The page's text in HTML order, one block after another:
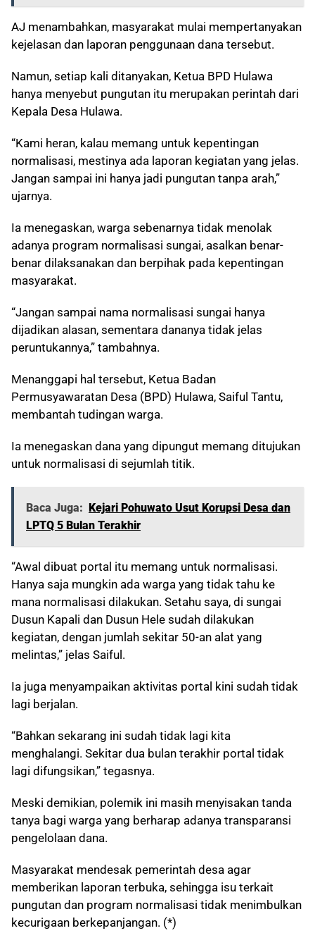
AJ menambahkan, masyarakat mulai mempertanyakan
kejelasan dan laporan penggunaan dana tersebut.
Namun, setiap kali ditanyakan, Ketua BPD Hulawa
hanya menyebut pungutan itu merupakan perintah dari
Kepala Desa Hulawa.
“Kami heran, kalau memang untuk kepentingan
normalisasi, mestinya ada laporan kegiatan yang jelas.
Jangan sampai ini hanya jadi pungutan tanpa arah,”
ujarnya.
Ia menegaskan, warga sebenarnya tidak menolak
adanya program normalisasi sungai, asalkan benar-
benar dilaksanakan dan berpihak pada kepentingan
masyarakat.
“Jangan sampai nama normalisasi sungai hanya
dijadikan alasan, sementara dananya tidak jelas
peruntukannya,” tambahnya.
Menanggapi hal tersebut, Ketua Badan
Permusyawaratan Desa (BPD) Hulawa, Saiful Tantu,
membantah tudingan warga.
Ia menegaskan dana yang dipungut memang ditujukan
untuk normalisasi di sejumlah titik.
Baca Juga: Kejari Pohuwato Usut Korupsi Desa dan
LPTQ 5 Bulan Terakhir
“Awal dibuat portal itu memang untuk normalisasi.
Hanya saja mungkin ada warga yang tidak tahu ke
mana normalisasi dilakukan. Setahu saya, di sungai
Dusun Kapali dan Dusun Hele sudah dilakukan
kegiatan, dengan jumlah sekitar 50-an alat yang
melintas,” jelas Saiful.
Ia juga menyampaikan aktivitas portal kini sudah tidak
lagi berjalan.
“Bahkan sekarang ini sudah tidak lagi kita
menghalangi. Sekitar dua bulan terakhir portal tidak
lagi difungsikan,” tegasnya.
Meski demikian, polemik ini masih menyisakan tanda
tanya bagi warga yang berharap adanya transparansi
pengelolaan dana.
Masyarakat mendesak pemerintah desa agar
memberikan laporan terbuka, sehingga isu terkait
pungutan dan program normalisasi tidak menimbulkan
kecurigaan berkepanjangan. (*)